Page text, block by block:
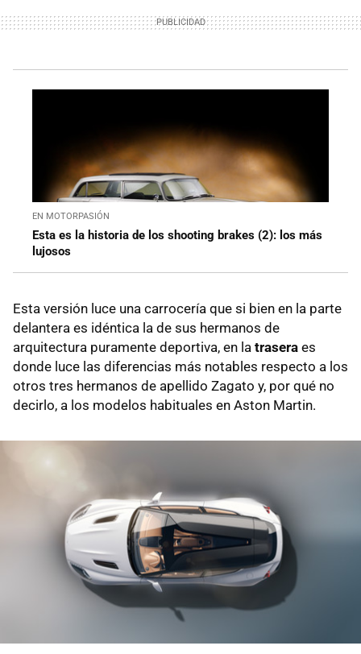
EN MOTORPASIÓN
Esta es la historia de los shooting brakes (2): los más
lujosos
Esta versión luce una carrocería que si bien en la parte
delantera es idéntica la de sus hermanos de
arquitectura puramente deportiva, en la trasera es
donde luce las diferencias más notables respecto a los
otros tres hermanos de apellido Zagato y, por qué no
decirlo, a los modelos habituales en Aston Martin.